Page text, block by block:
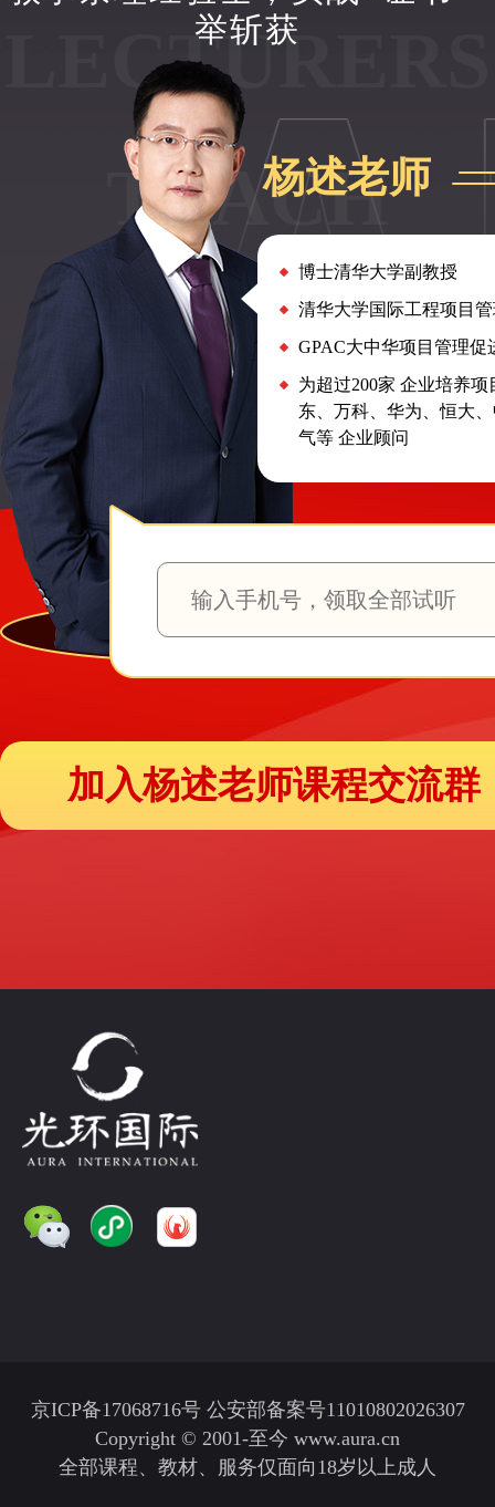
LECTURERS
TEACH
举斩获
杨述老师
博士清华大学副教授
清华大学国际工程项目
GPAC大中华项目管理
为超过200家 企业培养
东、万科、华为、恒大
气等 企业顾问
加入杨述老师课程交流群
京ICP备17068716号 公安部备案号11010802026307
Copyright © 2001-至今 www.aura.cn
全部课程、教材、服务仅面向18岁以上成人